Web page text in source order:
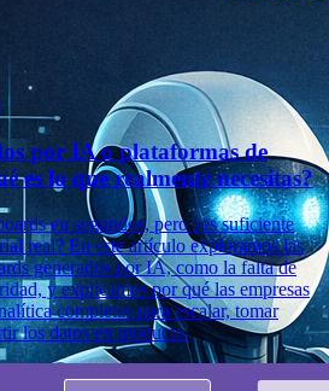
por IA o plataformas de
es lo que realmente necesitas?
en segundos, pero ¿es suficiente
real? En este artículo exploramos las
generados por IA, como la falta de
y explicamos por qué las empresas
completas para escalar, tomar
los datos en producto.